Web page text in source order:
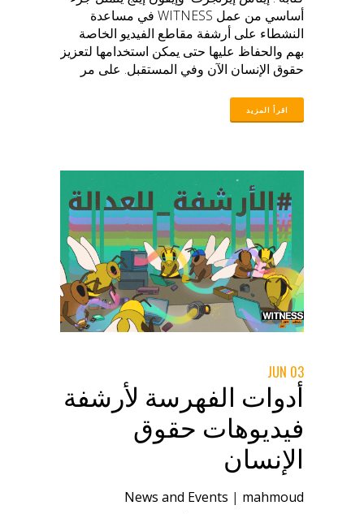
أساسي من عمل WITNESS في مساعدة
النشطاء على أرشفة مقاطع الفيديو الخاصة
بهم والحفاظ عليها حتى يمكن استخدامها لتعزيز
حقوق الإنسان الآن وفي المستقبل. على مر
الأرشفة تمثل فجوة كبيرة في قدراتهم، وأن
الإرشادات مثل دليل الناشطين لأرشفة الفيديو
في مواجهة التحديات الحالية التي يواجهها
الموثقون اليوم، أجرينا في الفترة 2022-2023
استطلاعًا لسؤال النشطاء وممارسي حقوق
الإنسان المجتمعيين الذين يقومون بإنشاء
مقاطع فيديو وجمعها عبر جميع أنحاء العالم.
العالم حول احتياجاتهم وممارساتهم في مجال
الأرشفة السمعية والبصرية. بفضل إبداع فريق
الاتصالات الإقليمي المذهل لدينا، تمكنا أيضًا من
استخدام توزيع الاستبيان كفرصة لمشاركة
المزيد من المعلومات والنصائح حول الأرشفة!
جميع المناطق. فيما يلي ملخص لما تعلمناه
حتى الآن، بما في ذلك التحديات الأكثر شيوعًا
التي سمعناها. هل أنت مهتم بالمشاركة؟
03 JUN
أدوات الفهرسة لأرشفة
فيديوهات حقوق
الإنسان
News and Events | mahmoud